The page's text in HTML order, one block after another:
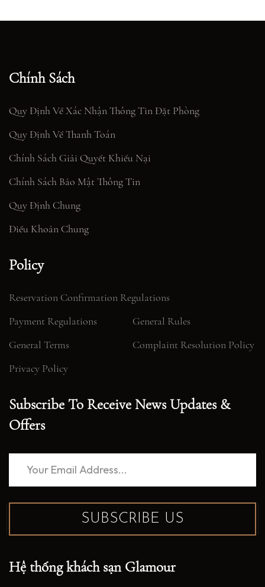
Chính Sách
Quy Định Về Xác Nhận Thông Tin Đặt Phòng
Quy Định Về Thanh Toán
Chính Sách Giải Quyết Khiếu Nại
Chính Sách Bảo Mật Thông Tin
Quy Định Chung
Điều Khoản Chung
Policy
Reservation Confirmation Regulations
Payment Regulations
General Rules
General Terms
Complaint Resolution Policy
Privacy Policy
Subscribe To Receive News Updates &
Offers
SUBSCRIBE US
Hệ thống khách sạn Glamour